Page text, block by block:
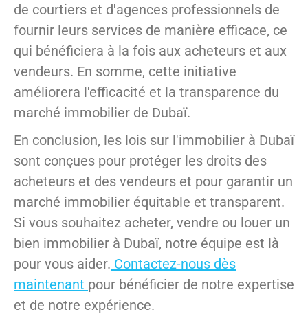
de courtiers et d'agences professionnels de
fournir leurs services de manière efficace, ce
qui bénéficiera à la fois aux acheteurs et aux
vendeurs. En somme, cette initiative
améliorera l'efficacité et la transparence du
marché immobilier de Dubaï.
En conclusion, les lois sur l'immobilier à Dubaï
sont conçues pour protéger les droits des
acheteurs et des vendeurs et pour garantir un
marché immobilier équitable et transparent.
Si vous souhaitez acheter, vendre ou louer un
bien immobilier à Dubaï, notre équipe est là
pour vous aider. Contactez-nous dès
maintenant pour bénéficier de notre expertise
et de notre expérience.